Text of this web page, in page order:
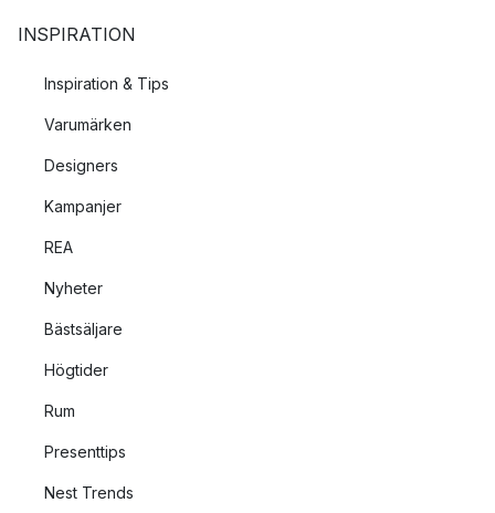
INSPIRATION
Inspiration & Tips
Varumärken
Designers
Kampanjer
REA
Nyheter
Bästsäljare
Högtider
Rum
Presenttips
Nest Trends